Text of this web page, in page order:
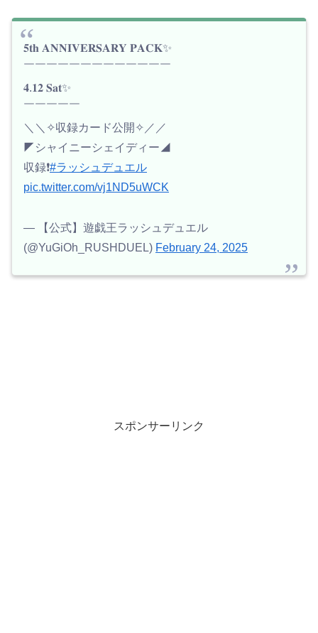
𝟓𝐭𝐡 𝐀𝐍𝐍𝐈𝐕𝐄𝐑𝐒𝐀𝐑𝐘 𝐏𝐀𝐂𝐊✨
￣￣￣￣￣￣￣￣￣￣￣￣￣
𝟒.𝟏𝟐 𝐒𝐚𝐭✨
￣￣￣￣￣
＼＼✧収録カード公開✧／／
◤シャイニーシェイディー◢
収録❗️#ラッシュデュエル
pic.twitter.com/vj1ND5uWCK
— 【公式】遊戯王ラッシュデュエル
(@YuGiOh_RUSHDUEL) February 24, 2025
スポンサーリンク